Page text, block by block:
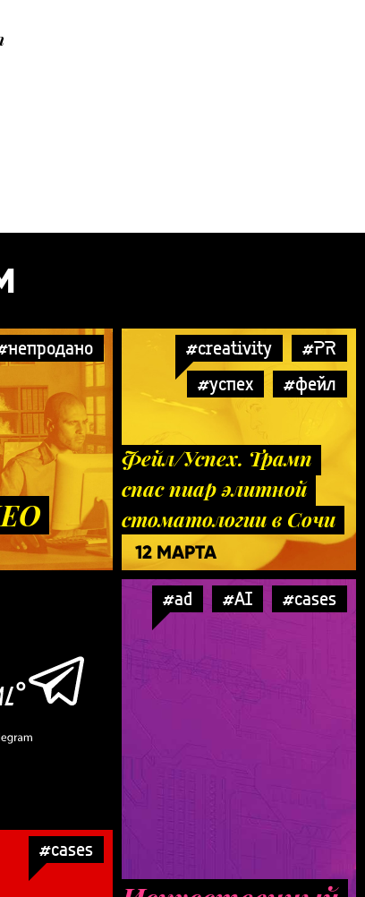
#creativity
#PR
#успех
#фейл
Фейл/Успех. Трамп
спас пиар элитной
стоматологии в Сочи
12 МАРТА
#ad #AI #cases
#cases